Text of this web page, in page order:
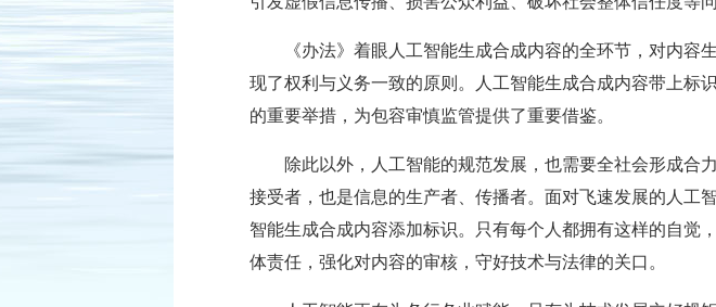
《办法》着眼人工智能生成合成内容的全环节，对内
现了权利与义务一致的原则。人工智能生成合成内容带上标
的重要举措，为包容审慎监管提供了重要借鉴。
除此以外，人工智能的规范发展，也需要全社会形成合
接受者，也是信息的生产者、传播者。面对飞速发展的人工
智能生成合成内容添加标识。只有每个人都拥有这样的自觉
体责任，强化对内容的审核，守好技术与法律的关口。